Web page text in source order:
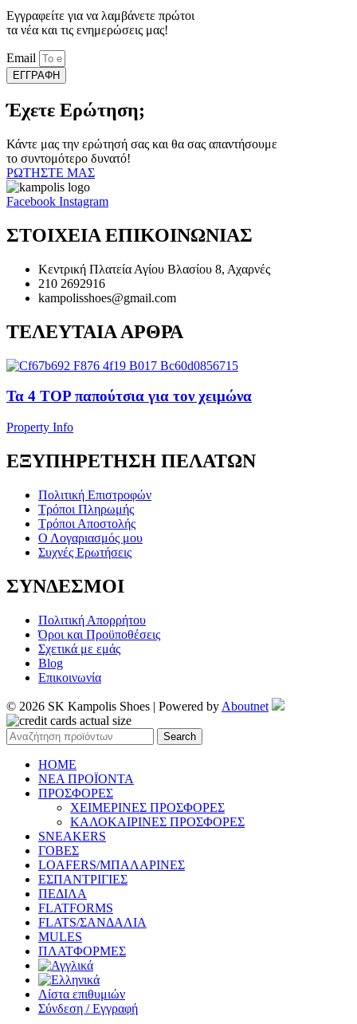
Εγγραφείτε για να λαμβάνετε πρώτοι
τα νέα και τις ενημερώσεις μας!
Email
ΕΓΓΡΑΦΗ
Έχετε Ερώτηση;
Κάντε μας την ερώτησή σας και θα σας απαντήσουμε
το συντομότερο δυνατό!
ΡΩΤΗΣΤΕ ΜΑΣ
Facebook Instagram
ΣΤΟΙΧΕΙΑ ΕΠΙΚΟΙΝΩΝΙΑΣ
Κεντρική Πλατεία Αγίου Βλασίου 8, Αχαρνές
210 2692916
kampolisshoes@gmail.com
ΤΕΛΕΥΤΑΙΑ ΑΡΘΡΑ
Τα 4 TOP παπούτσια για τον χειμώνα
Property Info
ΕΞΥΠΗΡΕΤΗΣΗ ΠΕΛΑΤΩΝ
Πολιτική Επιστροφών
Τρόποι Πληρωμής
Τρόποι Αποστολής
Ο Λογαριασμός μου
Συχνές Ερωτήσεις
ΣΥΝΔΕΣΜΟΙ
Πολιτική Απορρήτου
Όροι και Προϋποθέσεις
Σχετικά με εμάς
Blog
Επικοινωνία
© 2026 SK Kampolis Shoes | Powered by Aboutnet
Search
HOME
ΝΕΑ ΠΡΟΪΟΝΤΑ
ΠΡΟΣΦΟΡΕΣ
ΧΕΙΜΕΡΙΝΕΣ ΠΡΟΣΦΟΡΕΣ
ΚΑΛΟΚΑΙΡΙΝΕΣ ΠΡΟΣΦΟΡΕΣ
SNEAKERS
ΓΟΒΕΣ
LOAFERS/ΜΠΑΛΑΡΙΝΕΣ
ΕΣΠΑΝΤΡΙΓΙΕΣ
ΠΕΔΙΛΑ
FLATFORMS
FLATS/ΣΑΝΔΑΛΙΑ
MULES
ΠΛΑΤΦΟΡΜΕΣ
Λίστα επιθυμιών
Σύνδεση / Εγγραφή